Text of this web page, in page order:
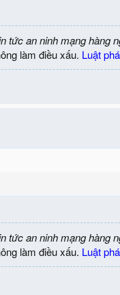
tức an ninh mạng hàng
làm điều xấu. Luật
tức an ninh mạng hàng
làm điều xấu. Luật